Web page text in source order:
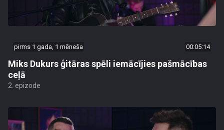
pirms 1 gada, 1 mēneša 00:05:14
Miks Dukurs ģitāras spēli iemācījies pašmācības
ceļā
2. epizode